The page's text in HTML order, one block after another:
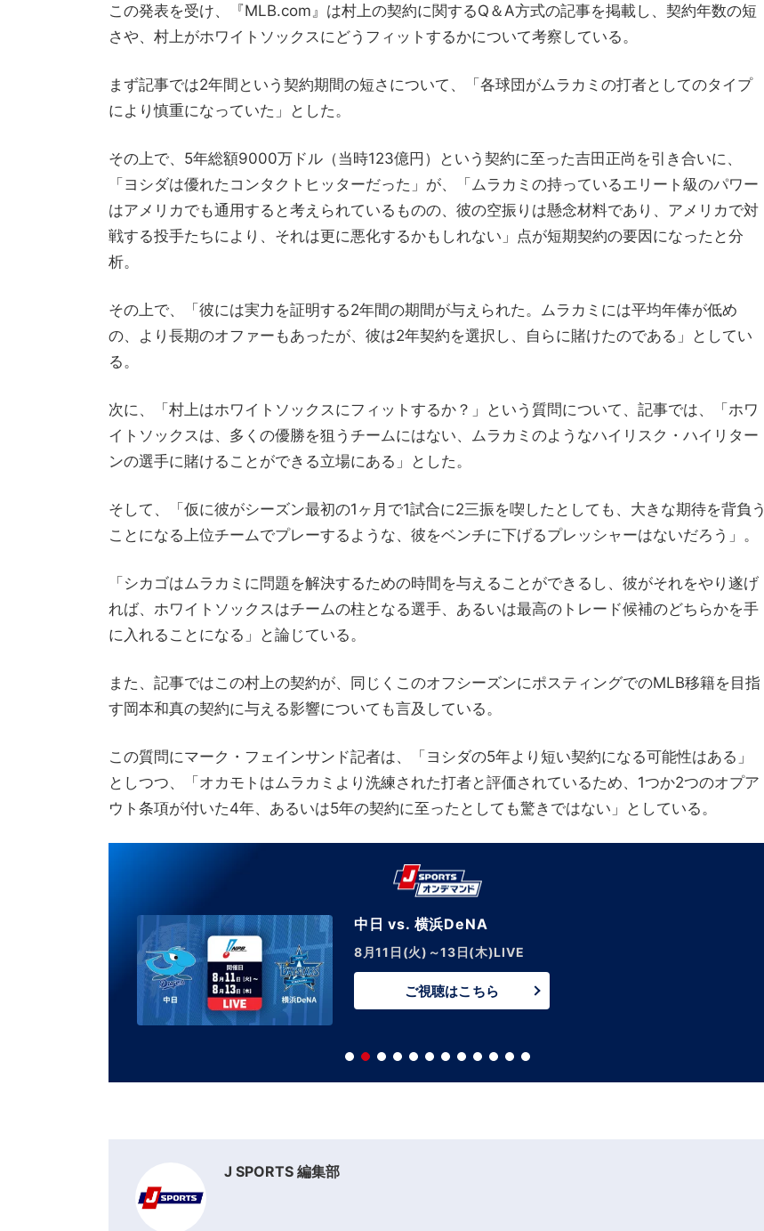
この発表を受け、『MLB.com』は村上の契約に関するQ＆A方式の記事を掲載し、契約年数の短
さや、村上がホワイトソックスにどうフィットするかについて考察している。
まず記事では2年間という契約期間の短さについて、「各球団がムラカミの打者としてのタイプ
により慎重になっていた」とした。
その上で、5年総額9000万ドル（当時123億円）という契約に至った吉田正尚を引き合いに、
「ヨシダは優れたコンタクトヒッターだった」が、「ムラカミの持っているエリート級のパワー
はアメリカでも通用すると考えられているものの、彼の空振りは懸念材料であり、アメリカで対
戦する投手たちにより、それは更に悪化するかもしれない」点が短期契約の要因になったと分
析。
その上で、「彼には実力を証明する2年間の期間が与えられた。ムラカミには平均年俸が低め
の、より長期のオファーもあったが、彼は2年契約を選択し、自らに賭けたのである」としてい
る。
次に、「村上はホワイトソックスにフィットするか？」という質問について、記事では、「ホワ
イトソックスは、多くの優勝を狙うチームにはない、ムラカミのようなハイリスク・ハイリター
ンの選手に賭けることができる立場にある」とした。
そして、「仮に彼がシーズン最初の1ヶ月で1試合に2三振を喫したとしても、大きな期待を背負う
ことになる上位チームでプレーするような、彼をベンチに下げるプレッシャーはないだろう」。
「シカゴはムラカミに問題を解決するための時間を与えることができるし、彼がそれをやり遂げ
れば、ホワイトソックスはチームの柱となる選手、あるいは最高のトレード候補のどちらかを手
に入れることになる」と論じている。
また、記事ではこの村上の契約が、同じくこのオフシーズンにポスティングでのMLB移籍を目指
す岡本和真の契約に与える影響についても言及している。
この質問にマーク・フェインサンド記者は、「ヨシダの5年より短い契約になる可能性はある」
としつつ、「オカモトはムラカミより洗練された打者と評価されているため、1つか2つのオプア
ウト条項が付いた4年、あるいは5年の契約に至ったとしても驚きではない」としている。
8月14日(金)午後5:45～
J SPORTS 編集部